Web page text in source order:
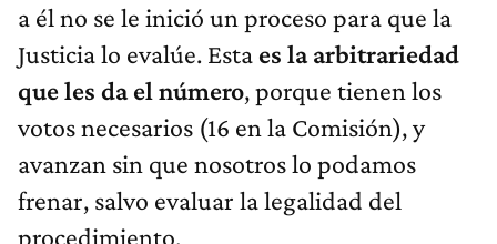
a él no se le inició un proceso para que la
Justicia lo evalúe. Esta es la arbitrariedad
que les da el número, porque tienen los
votos necesarios (16 en la Comisión), y
avanzan sin que nosotros lo podamos
frenar, salvo evaluar la legalidad del
procedimiento.